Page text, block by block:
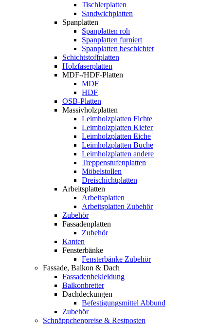
Tischlerplatten
Sandwichplatten
Spanplatten
Spanplatten roh
Spanplatten furniert
Spanplatten beschichtet
Schichtstoffplatten
Holzfaserplatten
MDF-/HDF-Platten
MDF
HDF
OSB-Platten
Massivholzplatten
Leimholzplatten Fichte
Leimholzplatten Kiefer
Leimholzplatten Eiche
Leimholzplatten Buche
Leimholzplatten andere
Treppenstufenplatten
Möbelstollen
Dreischichtplatten
Arbeitsplatten
Arbeitsplatten
Arbeitsplatten Zubehör
Zubehör
Fassadenplatten
Zubehör
Kanten
Fensterbänke
Fensterbänke Zubehör
Fassade, Balkon & Dach
Fassadenbekleidung
Balkonbretter
Dachdeckungen
Befestigungsmittel Abbund
Zubehör
Schnäppchenpreise & Restposten